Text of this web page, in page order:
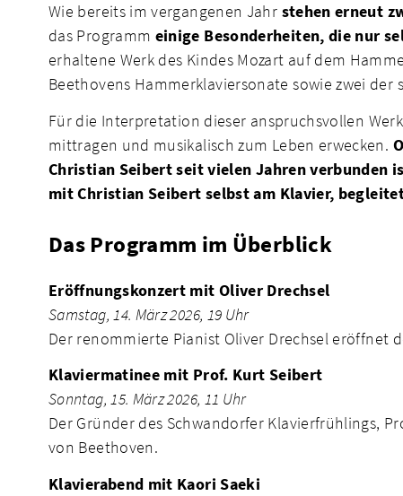
Wie bereits im vergangenen Jahr stehen erneut
das Programm einige Besonderheiten, die nur
erhaltene Werk des Kindes Mozart auf dem
Beethovens Hammerklaviersonate sowie zwei
Für die Interpretation dieser anspruchsvollen
mittragen und musikalisch zum Leben erwecken.
Christian Seibert seit vielen Jahren verbunden
mit Christian Seibert selbst am Klavier,
Das Programm im Überblick
Eröffnungskonzert mit Oliver Drechsel
Samstag, 14. März 2026, 19 Uhr
Der renommierte Pianist Oliver Drechsel eröffnet
Klaviermatinee mit Prof. Kurt Seibert
Sonntag, 15. März 2026, 11 Uhr
Der Gründer des Schwandorfer Klavierfrühlings,
von Beethoven.
Klavierabend mit Kaori Saeki